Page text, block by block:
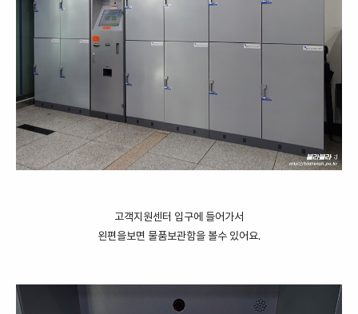
고객지원센터 입구에 들어가서
왼편을보면 물품보관함을 볼수 있어요.